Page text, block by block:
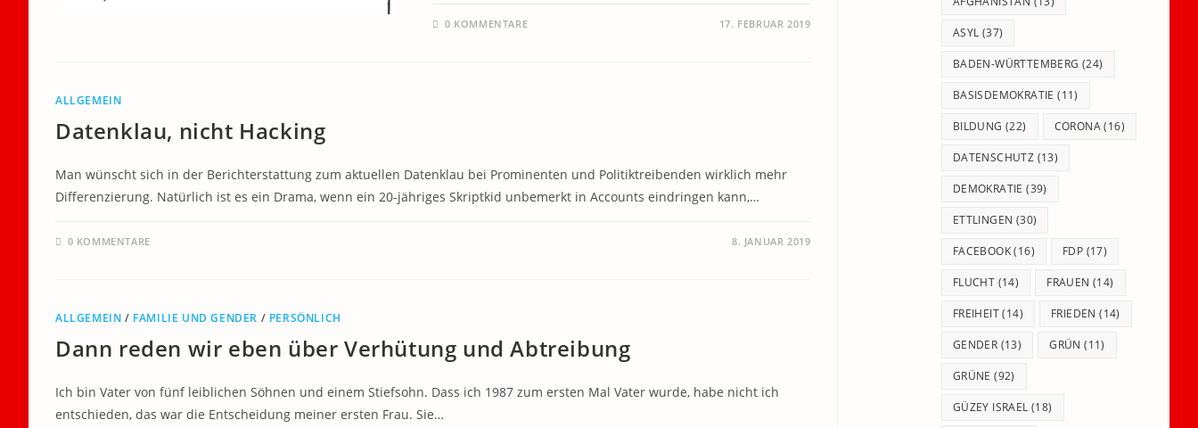
0 KOMMENTARE 17. FEBRUAR 2019
ALLGEMEIN
Datenklau, nicht Hacking
Man wünscht sich in der Berichterstattung zum aktuellen Datenklau bei Prominenten und Politiktreibenden wirklich mehr
Differenzierung. Natürlich ist es ein Drama, wenn ein 20-jähriges Skriptkid unbemerkt in Accounts eindringen kann,…
0 KOMMENTARE 8. JANUAR 2019
ALLGEMEIN / FAMILIE UND GENDER / PERSÖNLICH
Dann reden wir eben über Verhütung und Abtreibung
Ich bin Vater von fünf leiblichen Söhnen und einem Stiefsohn. Dass ich 1987 zum ersten Mal Vater wurde, habe nicht ich
entschieden, das war die Entscheidung meiner ersten Frau. Sie…
ASYL (37)
BADEN-WÜRTTEMBERG (24)
BASISDEMOKRATIE (11)
BILDUNG (22) CORONA(16)
DATENSCHUTZ (13)
DEMOKRATIE (39)
ETTLINGEN (30)
FACEBOOK(16) FDP (17)
FLUCHT (14) FRAUEN (14)
FREIHEIT(14) FRIEDEN (14)
GENDER (13) GRÜN (11)
GRÜNE (92)
GÜZEY ISRAEL (18)